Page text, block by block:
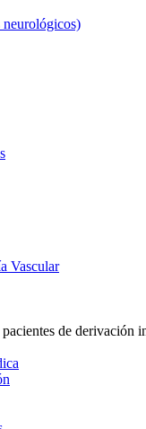
neurológicos)
Vascular
de derivación